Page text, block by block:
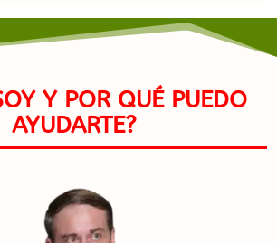
Y POR QUÉ PUEDO
AYUDARTE?